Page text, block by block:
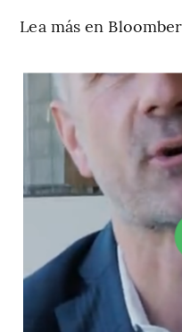
Lea más en